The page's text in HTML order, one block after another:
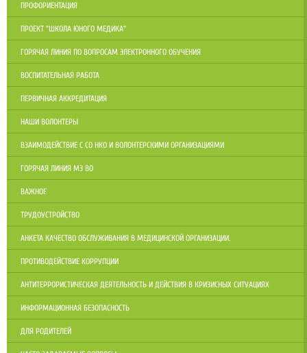
ПРОФОРИЕНТАЦИЯ
ПРОЕКТ "ШКОЛА ЮНОГО МЕДИКА"
ГОРЯЧАЯ ЛИНИЯ ПО ВОПРОСАМ ЭЛЕКТРОННОГО ОБУЧЕНИЯ
ВОСПИТАТЕЛЬНАЯ РАБОТА
ПЕРВИЧНАЯ АККРЕДИТАЦИЯ
НАШИ ВОЛОНТЕРЫ
ВЗАИМОДЕЙСТВИЕ С СО НКО И ВОЛОНТЕРСКИМИ ОРГАНИЗАЦИЯМИ
ГОРЯЧАЯ ЛИНИЯ МЗ ВО
ВАЖНОЕ
ТРУДОУСТРОЙСТВО
АНКЕТА КАЧЕСТВО ОБСЛУЖИВАНИЯ В МЕДИЦИНСКОЙ ОРГАНИЗАЦИИ.
ПРОТИВОДЕЙСТВИЕ КОРРУПЦИИ
АНТИТЕРРОРИСТИЧЕСКАЯ ДЕЯТЕЛЬНОСТЬ И ДЕЙСТВИЯ В КРИЗИСНЫХ СИТУАЦИЯХ
ИНФОРМАЦИОННАЯ БЕЗОПАСНОСТЬ
ДЛЯ РОДИТЕЛЕЙ